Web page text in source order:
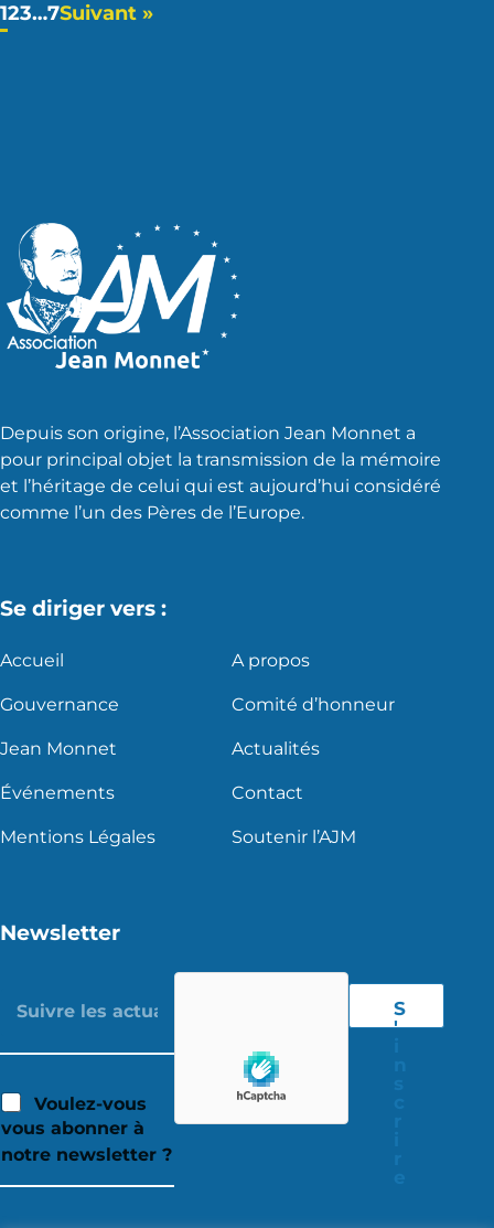
123…7Suivant »
Depuis son origine, l’Association Jean Monnet a
pour principal objet la transmission de la mémoire
et l’héritage de celui qui est aujourd’hui considéré
comme l’un des Pères de l’Europe.
Se diriger vers :
Accueil A propos
Gouvernance Comité d’honneur
Jean Monnet Actualités
Événements Contact
Mentions Légales Soutenir l’AJM
Newsletter
Voulez-vous
vous abonner à
notre newsletter ?
S
'